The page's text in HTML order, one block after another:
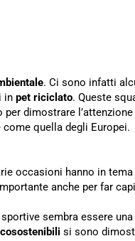
. Ci sono infatti
in pet riciclato. Queste
per dimostrare
come quella degli Europei.
occasioni hanno in tema
anche per far
sembra essere
si sono